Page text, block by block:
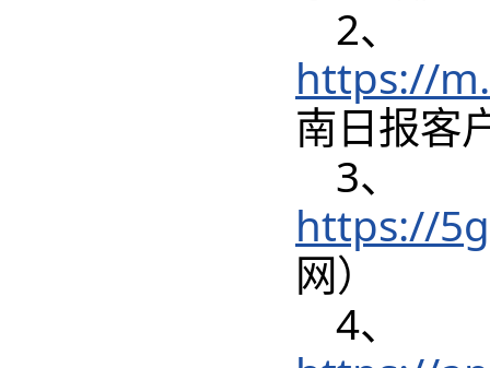
2、
https://
南日报客
3、
https://
网）
4、